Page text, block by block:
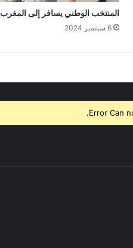
المنتخب الوطني يسافر إلى المغرب
6 سبتمبر 2024
Error Can